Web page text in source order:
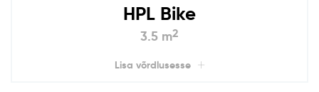
HPL Bike
3.5 m2
Lisa võrdlusesse